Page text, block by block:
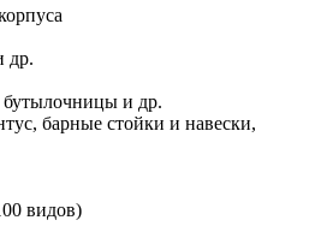
др.
и др.
барные стойки и навески,
видов)